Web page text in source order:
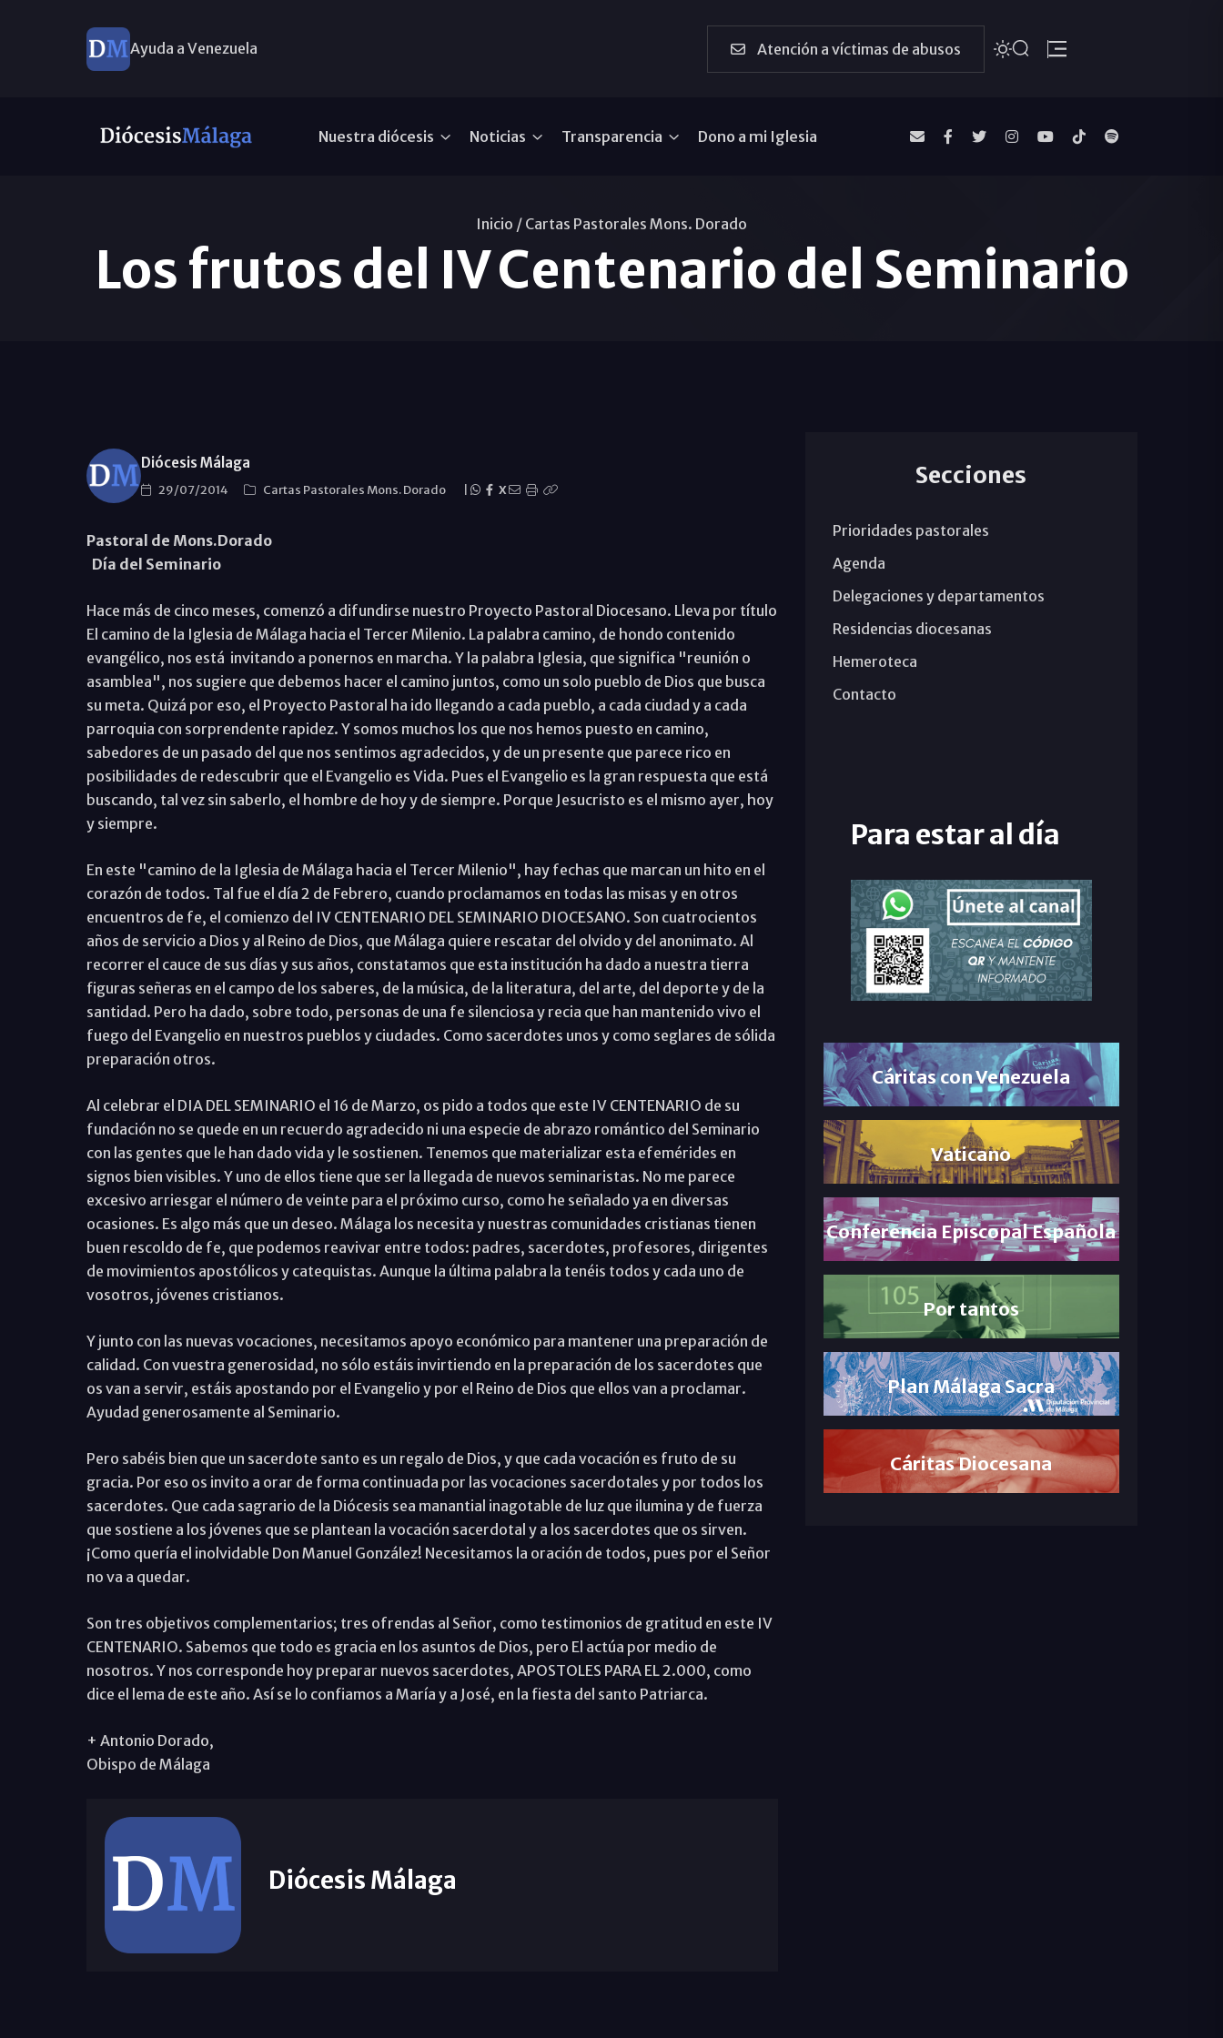
Ayuda a Venezuela Atención a víctimas de abusos
Nuestra diócesis Noticias Transparencia Dono a mi Iglesia
Inicio / Cartas Pastorales Mons. Dorado
Los frutos del IV Centenario del Seminario
Diócesis Málaga
29/07/2014 Cartas Pastorales Mons. Dorado X
Pastoral de Mons.Dorado
Día del Seminario
Hace más de cinco meses, comenzó a difundirse nuestro Proyecto Pastoral Diocesano. Lleva por título
El camino de la Iglesia de Málaga hacia el Tercer Milenio. La palabra camino, de hondo contenido
evangélico, nos está invitando a ponernos en marcha. Y la palabra Iglesia, que significa "reunión o
asamblea", nos sugiere que debemos hacer el camino juntos, como un solo pueblo de Dios que busca
su meta. Quizá por eso, el Proyecto Pastoral ha ido llegando a cada pueblo, a cada ciudad y a cada
parroquia con sorprendente rapidez. Y somos muchos los que nos hemos puesto en camino,
sabedores de un pasado del que nos sentimos agradecidos, y de un presente que parece rico en
posibilidades de redescubrir que el Evangelio es Vida. Pues el Evangelio es la gran respuesta que está
buscando, tal vez sin saberlo, el hombre de hoy y de siempre. Porque Jesucristo es el mismo ayer, hoy
y siempre.
En este "camino de la Iglesia de Málaga hacia el Tercer Milenio", hay fechas que marcan un hito en el
corazón de todos. Tal fue el día 2 de Febrero, cuando proclamamos en todas las misas y en otros
encuentros de fe, el comienzo del IV CENTENARIO DEL SEMINARIO DIOCESANO. Son cuatrocientos
años de servicio a Dios y al Reino de Dios, que Málaga quiere rescatar del olvido y del anonimato. Al
recorrer el cauce de sus días y sus años, constatamos que esta institución ha dado a nuestra tierra
figuras señeras en el campo de los saberes, de la música, de la literatura, del arte, del deporte y de la
santidad. Pero ha dado, sobre todo, personas de una fe silenciosa y recia que han mantenido vivo el
fuego del Evangelio en nuestros pueblos y ciudades. Como sacerdotes unos y como seglares de sólida
preparación otros.
Al celebrar el DIA DEL SEMINARIO el 16 de Marzo, os pido a todos que este IV CENTENARIO de su
fundación no se quede en un recuerdo agradecido ni una especie de abrazo romántico del Seminario
con las gentes que le han dado vida y le sostienen. Tenemos que materializar esta efemérides en
signos bien visibles. Y uno de ellos tiene que ser la llegada de nuevos seminaristas. No me parece
excesivo arriesgar el número de veinte para el próximo curso, como he señalado ya en diversas
ocasiones. Es algo más que un deseo. Málaga los necesita y nuestras comunidades cristianas tienen
buen rescoldo de fe, que podemos reavivar entre todos: padres, sacerdotes, profesores, dirigentes
de movimientos apostólicos y catequistas. Aunque la última palabra la tenéis todos y cada uno de
vosotros, jóvenes cristianos.
Y junto con las nuevas vocaciones, necesitamos apoyo económico para mantener una preparación de
calidad. Con vuestra generosidad, no sólo estáis invirtiendo en la preparación de los sacerdotes que
os van a servir, estáis apostando por el Evangelio y por el Reino de Dios que ellos van a proclamar.
Ayudad generosamente al Seminario.
Pero sabéis bien que un sacerdote santo es un regalo de Dios, y que cada vocación es fruto de su
gracia. Por eso os invito a orar de forma continuada por las vocaciones sacerdotales y por todos los
sacerdotes. Que cada sagrario de la Diócesis sea manantial inagotable de luz que ilumina y de fuerza
que sostiene a los jóvenes que se plantean la vocación sacerdotal y a los sacerdotes que os sirven.
¡Como quería el inolvidable Don Manuel González! Necesitamos la oración de todos, pues por el Señor
no va a quedar.
Son tres objetivos complementarios; tres ofrendas al Señor, como testimonios de gratitud en este IV
CENTENARIO. Sabemos que todo es gracia en los asuntos de Dios, pero El actúa por medio de
nosotros. Y nos corresponde hoy preparar nuevos sacerdotes, APOSTOLES PARA EL 2.000, como
dice el lema de este año. Así se lo confiamos a María y a José, en la fiesta del santo Patriarca.
+ Antonio Dorado,
Obispo de Málaga
Diócesis Málaga
Secciones
Prioridades pastorales
Agenda
Delegaciones y departamentos
Residencias diocesanas
Hemeroteca
Contacto
Para estar al día
Cáritas con Venezuela
Vaticano
Conferencia Episcopal Española
Por tantos
Plan Málaga Sacra
Cáritas Diocesana